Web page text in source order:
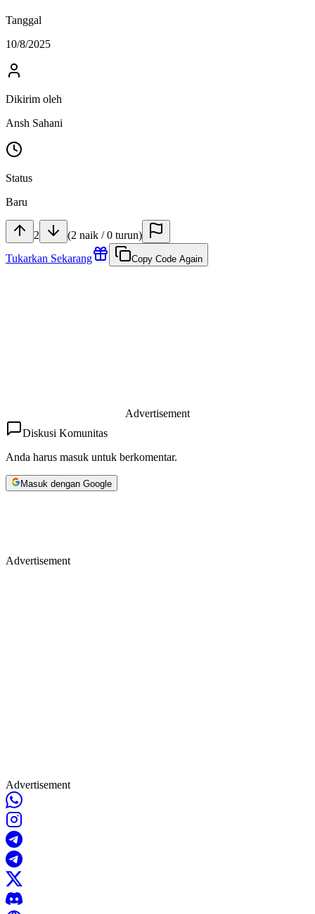
Tanggal
10/8/2025
Dikirim oleh
Ansh Sahani
Status
Baru
2 (2 naik /0 turun)
Tukarkan Sekarang
Copy Code Again
Advertisement
Diskusi Komunitas
Anda harus masuk untuk berkomentar.
Masuk dengan Google
Advertisement
Advertisement